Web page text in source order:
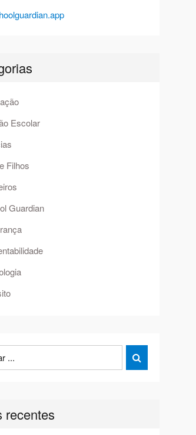
Escolar
Filhos
Guardian

recentes